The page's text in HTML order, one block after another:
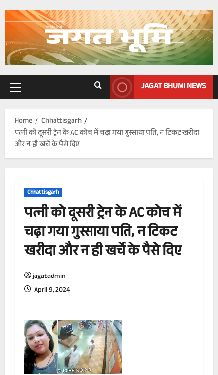
Primary
JAGAT BHUMI NEWS
Home
Chhattisgarh
पत्नी को दूसरी ट्रेन के AC कोच में चढ़ा गया गुस्साया पति, न टिकट खरीदा
और न ही खर्चे के पैसे दिए
Chhattisgarh
पत्नी को दूसरी ट्रेन के AC कोच में
चढ़ा गया गुस्साया पति, न टिकट
खरीदा और न ही खर्चे के पैसे दिए
jagatadmin
April 9, 2024